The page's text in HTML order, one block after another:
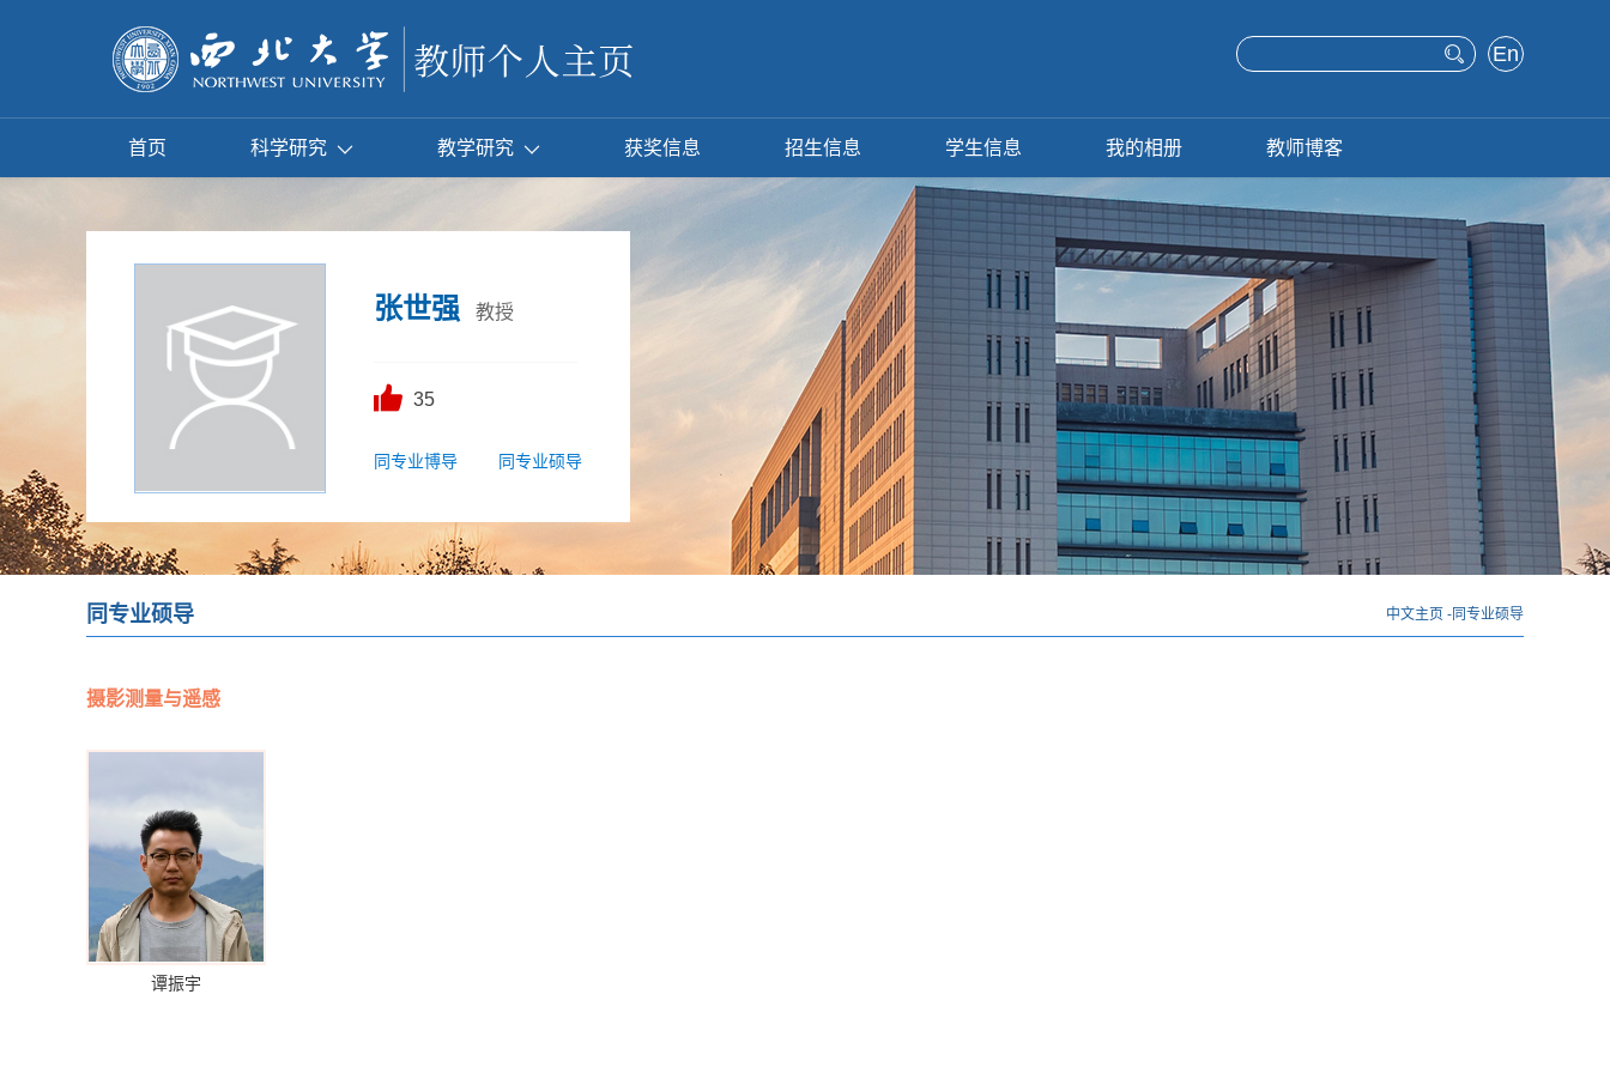
En
h
首页 科学研究 教学研究 获奖信息 招生信息 学生信息 我的相册 教师博客
张世强 教授
35
同专业博导 同专业硕导
同专业硕导 中文主页 - 同专业硕导
摄影测量与遥感
谭振宇